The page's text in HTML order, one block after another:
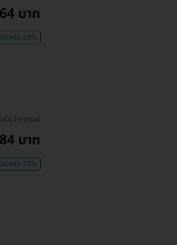
บาท
ระหยัด 28%
กับ HDmall
บาท
ระหยัด 30%